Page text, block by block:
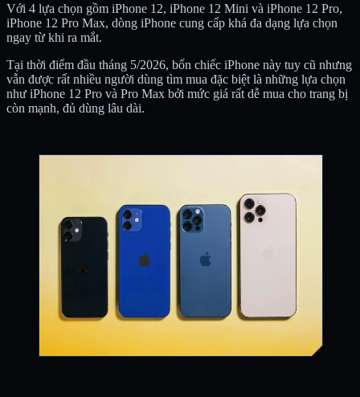
Với 4 lựa chọn gồm iPhone 12, iPhone 12 Mini và iPhone 12 Pro,
iPhone 12 Pro Max, dòng iPhone cung cấp khá đa dạng lựa chọn
ngay từ khi ra mắt.
Tại thời điểm đầu tháng 5/2026, bốn chiếc iPhone này tuy cũ nhưng
vẫn được rất nhiều người dùng tìm mua đặc biệt là những lựa chọn
như iPhone 12 Pro và Pro Max bởi mức giá rất dễ mua cho trang bị
còn mạnh, đủ dùng lâu dài.